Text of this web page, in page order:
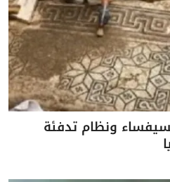
ونظام تدفئة